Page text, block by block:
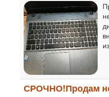
СРОЧНО!Продам